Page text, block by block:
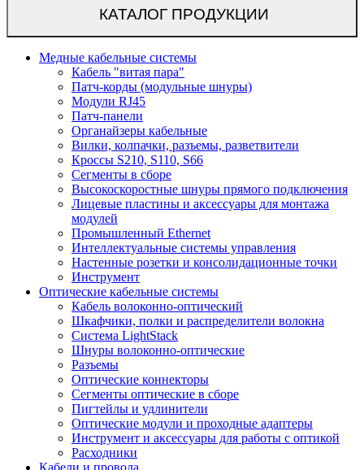
КАТАЛОГ ПРОДУКЦИИ
Медные кабельные системы
Кабель "витая пара"
Патч-корды (модульные шнуры)
Модули RJ45
Патч-панели
Органайзеры кабельные
Вилки, колпачки, разъемы, разветвители
Кроссы S210, S110, S66
Сегменты в сборе
Высокоскоростные шнуры прямого подключения
Лицевые пластины и аксессуары для монтажа
модулей
Промышленный Ethernet
Интеллектуальные системы управления
Настенные розетки и консолидационные точки
Инструмент
Оптические кабельные системы
Кабель волоконно-оптический
Шкафчики, полки и распределители волокна
Система LightStack
Шнуры волоконно-оптические
Разъемы
Оптические коннекторы
Сегменты оптические в сборе
Пигтейлы и удлинители
Оптические модули и проходные адаптеры
Инструмент и аксессуары для работы с оптикой
Расходники
Кабели и провода